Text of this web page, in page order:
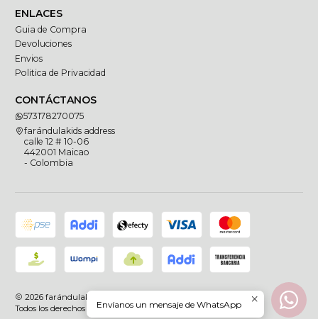
ENLACES
Guia de Compra
Devoluciones
Envios
Politica de Privacidad
CONTÁCTANOS
573178270075
farándulakids address
calle 12 # 10-06
442001 Maicao
- Colombia
2026 farándulakids.
Todos los derechos reservadosEnvíanos un mensaje de WhatsApp